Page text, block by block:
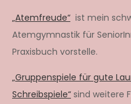
„Atemfreude“ ist mein
Atemgymnastik für
Praxisbuch vorstelle.
„Gruppenspiele für gute
Schreibspiele“ sind weitere